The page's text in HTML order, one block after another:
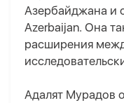
Азербайджана и
Azerbaijan. Она
расширения
Адалят Мурадов